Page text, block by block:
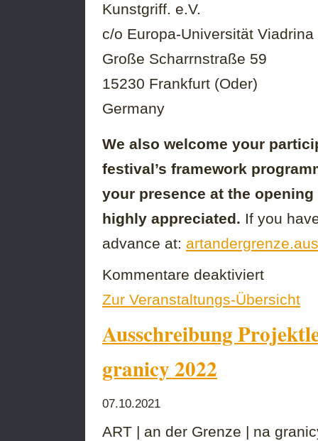
Kunstgriff. e.V.
c/o Europa-Universität Viadrina
Große Scharrnstraße 59
15230 Frankfurt (Oder)
Germany
We also welcome your
festival’s framework
your presence at the
highly appreciated. If you
advance at:
Kommentare deaktiviert
|
Call
Zur Veranstaltungs-Übersicht
Ausschreibung
granicy 2022
07.10.2021
ART | an der Grenze | na